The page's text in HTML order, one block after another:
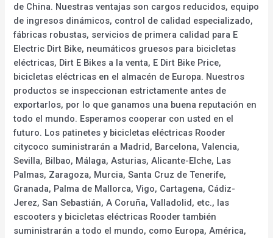
de China. Nuestras ventajas son cargos reducidos, equipo
de ingresos dinámicos, control de calidad especializado,
fábricas robustas, servicios de primera calidad para E
Electric Dirt Bike, neumáticos gruesos para bicicletas
eléctricas, Dirt E Bikes a la venta, E Dirt Bike Price,
bicicletas eléctricas en el almacén de Europa. Nuestros
productos se inspeccionan estrictamente antes de
exportarlos, por lo que ganamos una buena reputación en
todo el mundo. Esperamos cooperar con usted en el
futuro. Los patinetes y bicicletas eléctricas Rooder
citycoco suministrarán a Madrid, Barcelona, Valencia,
Sevilla, Bilbao, Málaga, Asturias, Alicante-Elche, Las
Palmas, Zaragoza, Murcia, Santa Cruz de Tenerife,
Granada, Palma de Mallorca, Vigo, Cartagena, Cádiz-
Jerez, San Sebastián, A Coruña, Valladolid, etc., las
escooters y bicicletas eléctricas Rooder también
suministrarán a todo el mundo, como Europa, América,